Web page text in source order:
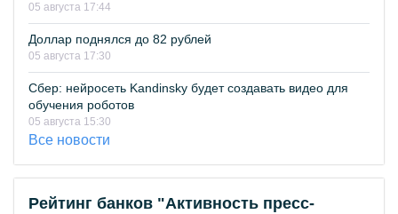
05 августа 17:44
Доллар поднялся до 82 рублей
05 августа 17:30
Сбер: нейросеть Kandinsky будет создавать видео для
обучения роботов
05 августа 15:30
Все новости
Рейтинг банков "Активность пресс-